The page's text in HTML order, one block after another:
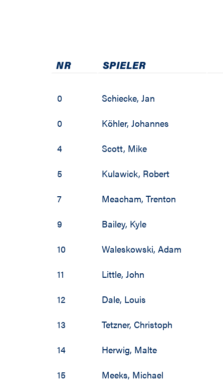
NR SPIELER
0 Schiecke, Jan
0
Köhler, Johannes
4
Scott, Mike
5
Kulawick, Robert
7
Meacham, Trenton
9
Bailey, Kyle
10
Waleskowski, Adam
11
Little, John
12
Dale, Louis
13
Tetzner, Christoph
14
Herwig, Malte
15
Meeks, Michael